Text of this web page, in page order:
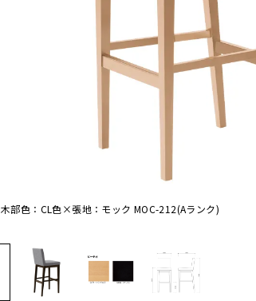
木部色：CL色×張地：モック MOC-212(Aランク)